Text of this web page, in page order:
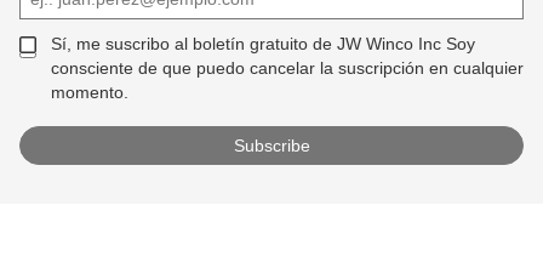
Sí, me suscribo al boletín gratuito de JW Winco Inc Soy
consciente de que puedo cancelar la suscripción en cualquier
momento.